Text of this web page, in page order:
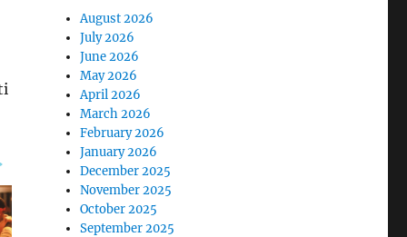
August 2026
July 2026
June 2026
May 2026
April 2026
March 2026
February 2026
January 2026
December 2025
November 2025
October 2025
September 2025